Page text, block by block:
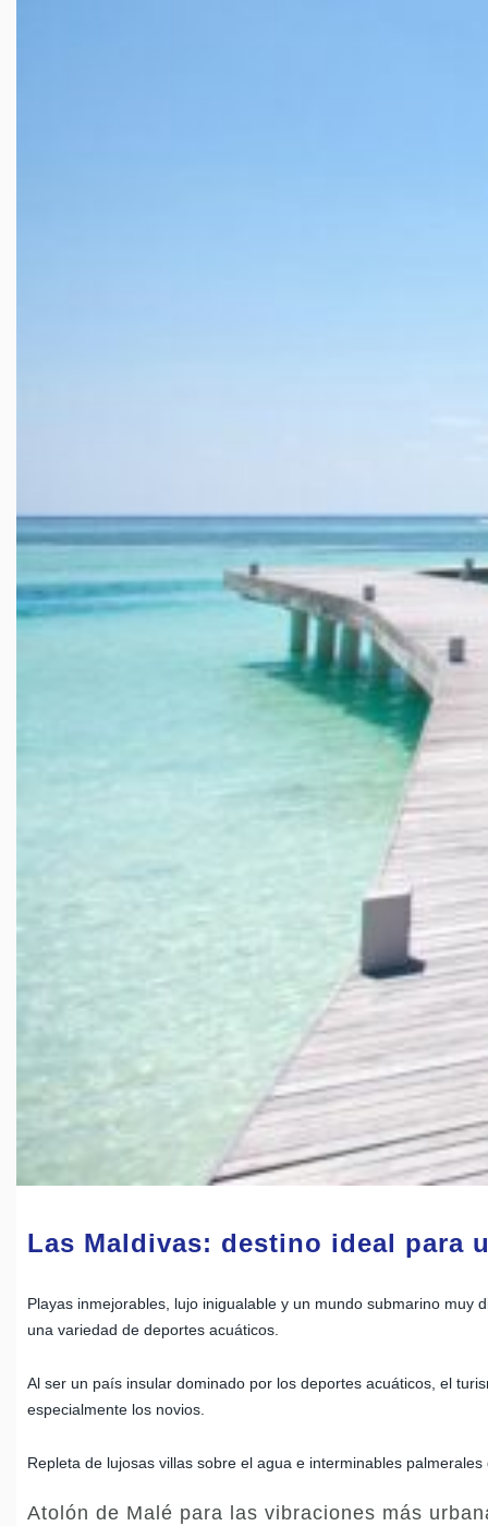
Las Maldivas: destino ideal para
Playas inmejorables, lujo inigualable y un mundo submarino
una variedad de deportes acuáticos.
Al ser un país insular dominado por los deportes acuáticos, el
especialmente los novios.
Repleta de lujosas villas sobre el agua e interminables
Atolón de Malé para las vibraciones más